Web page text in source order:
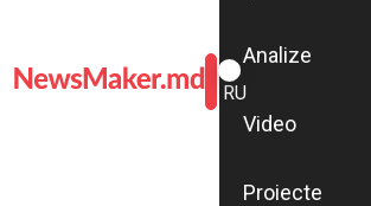
ROMÂNĂ
RU
Analize
Video
Proiecte